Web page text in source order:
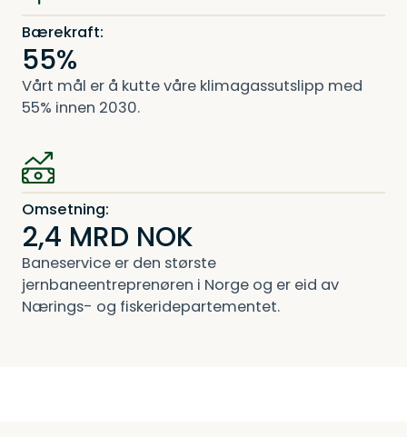
Bærekraft:
55%
Vårt mål er å kutte våre klimagassutslipp med
55% innen 2030.
Omsetning:
2,4 MRD NOK
Baneservice er den største
jernbaneentreprenøren i Norge og er eid av
Nærings- og fiskeridepartementet.